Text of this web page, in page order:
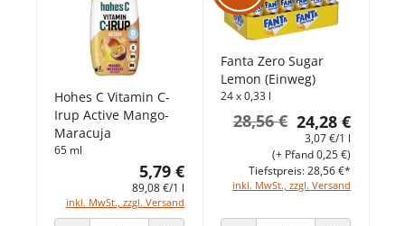
Hohes C Vitamin C-
Irup Active Mango-
Maracuja
65 ml
5,79 €
89,08 €/1 l
inkl. MwSt., zzgl. Versand
Fanta Zero Sugar
Lemon (Einweg)
24 x 0,33 l
24,28 €
28,56 €
3,07 €/1 l
inkl. MwSt., zzgl. Versand
(+ Pfand 0,25 €)
Tiefstpreis: 28,56 €*